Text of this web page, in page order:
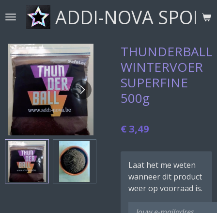
direct
de
hoofdinhoud
ADDI-NOVA
THUNDERBALL
WINTERVOER
SUPERFINE
500g
€ 3,49
Laat het me weten
wanneer dit product
weer op voorraad is.